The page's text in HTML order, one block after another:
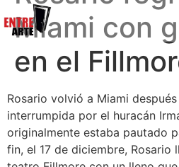
Miami con
en el
Rosario volvió a Miami
interrumpida por el huracán
originalmente estaba pautado
fin, el 17 de diciembre, Rosario